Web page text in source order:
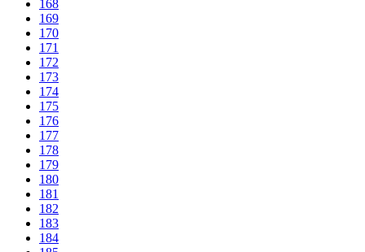
168
169
170
171
172
173
174
175
176
177
178
179
180
181
182
183
184